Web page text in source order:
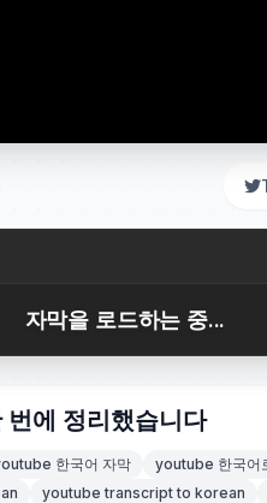
자막을 로드하는 중...
번에 정리했습니다
한국어 자막 youtube 한국어
youtube transcript to korean